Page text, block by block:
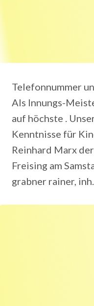
Telefonnummer
Als Innungs-
auf höchste .
Kenntnisse für
Reinhard Marx
Freising am
grabner rainer, inh.